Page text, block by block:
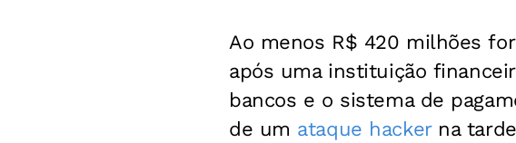
Ao menos R$ 420 milhões
após uma instituição
bancos e o sistema de
de um ataque hackerna